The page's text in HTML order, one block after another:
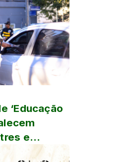
‘Educação
e